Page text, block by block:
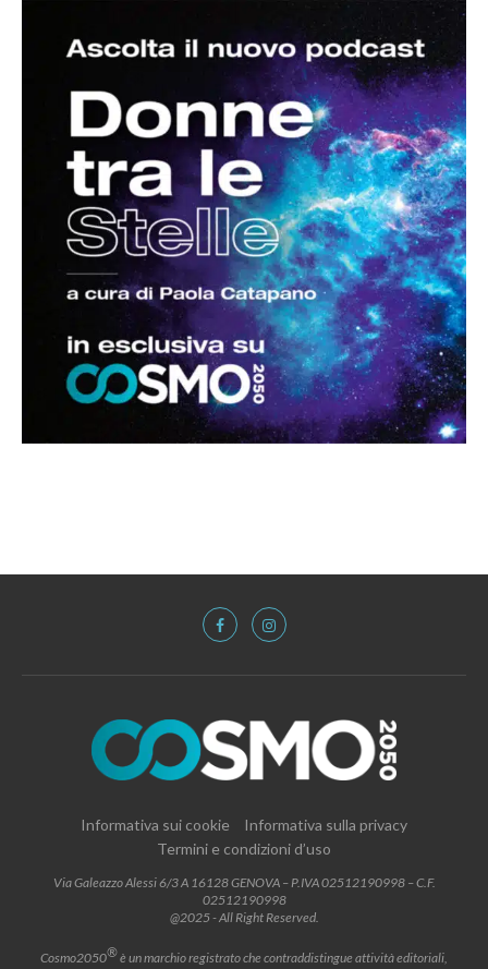
Informativa sui cookie
Informativa sulla privacy
Termini e condizioni d’uso
Via Galeazzo Alessi 6/3 A 16128 GENOVA – P.IVA 02512190998 – C.F.
02512190998
@2025 - All Right Reserved.
Cosmo2050®è un marchio registrato che contraddistingue attività editoriali,